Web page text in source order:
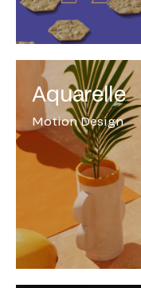
Aquarelle
Motion Design